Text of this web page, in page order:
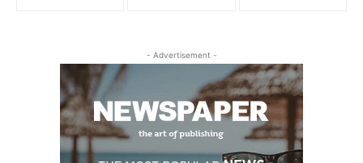
- Advertisement -